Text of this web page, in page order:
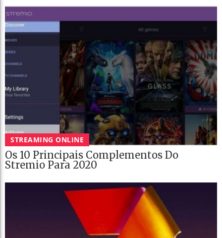
STREAMING ONLINE
Os 10 Principais Complementos Do
Stremio Para 2020